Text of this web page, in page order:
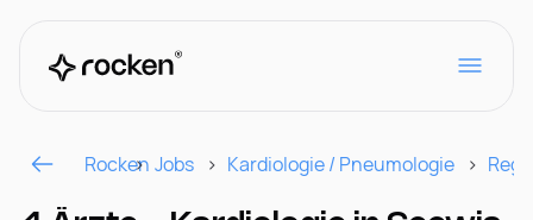
Rocken Jobs Kardiologie / Pneumologie